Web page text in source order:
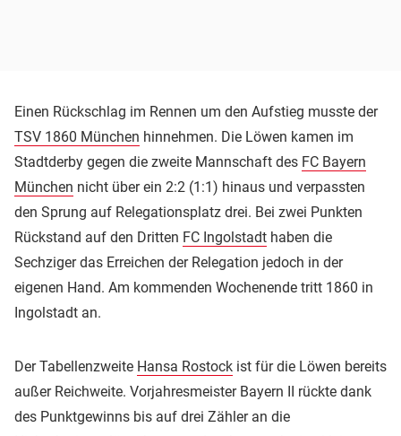
Einen Rückschlag im Rennen um den Aufstieg musste der
TSV 1860 München hinnehmen. Die Löwen kamen im
Stadtderby gegen die zweite Mannschaft des FC Bayern
München nicht über ein 2:2 (1:1) hinaus und verpassten
den Sprung auf Relegationsplatz drei. Bei zwei Punkten
Rückstand auf den Dritten FC Ingolstadt haben die
Sechziger das Erreichen der Relegation jedoch in der
eigenen Hand. Am kommenden Wochenende tritt 1860 in
Ingolstadt an.
Der Tabellenzweite Hansa Rostock ist für die Löwen bereits
außer Reichweite. Vorjahresmeister Bayern II rückte dank
des Punktgewinns bis auf drei Zähler an die